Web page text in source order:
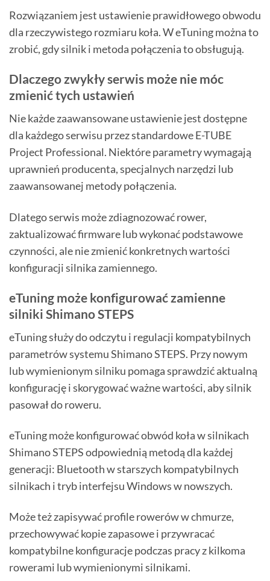
Rozwiązaniem jest ustawienie prawidłowego obwodu
dla rzeczywistego rozmiaru koła. W eTuning można to
zrobić, gdy silnik i metoda połączenia to obsługują.
Dlaczego zwykły serwis może nie móc
zmienić tych ustawień
Nie każde zaawansowane ustawienie jest dostępne
dla każdego serwisu przez standardowe E-TUBE
Project Professional. Niektóre parametry wymagają
uprawnień producenta, specjalnych narzędzi lub
zaawansowanej metody połączenia.
Dlatego serwis może zdiagnozować rower,
zaktualizować firmware lub wykonać podstawowe
czynności, ale nie zmienić konkretnych wartości
konfiguracji silnika zamiennego.
eTuning może konfigurować zamienne
silniki Shimano STEPS
eTuning służy do odczytu i regulacji kompatybilnych
parametrów systemu Shimano STEPS. Przy nowym
lub wymienionym silniku pomaga sprawdzić aktualną
konfigurację i skorygować ważne wartości, aby silnik
pasował do roweru.
eTuning może konfigurować obwód koła w silnikach
Shimano STEPS odpowiednią metodą dla każdej
generacji: Bluetooth w starszych kompatybilnych
silnikach i tryb interfejsu Windows w nowszych.
Może też zapisywać profile rowerów w chmurze,
przechowywać kopie zapasowe i przywracać
kompatybilne konfiguracje podczas pracy z kilkoma
rowerami lub wymienionymi silnikami.